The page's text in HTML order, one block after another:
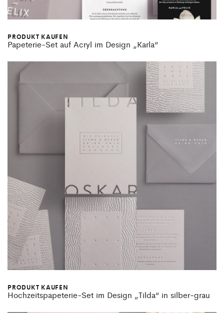
PRODUKT KAUFEN
Papeterie-Set auf Acryl im Design „Karla“
PRODUKT KAUFEN
Hochzeitspapeterie-Set im Design „Tilda“ in silber-grau